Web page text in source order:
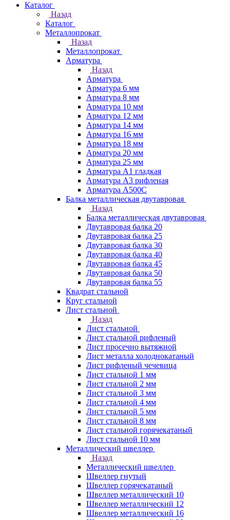
Каталог
Назад
Каталог
Металлопрокат
Назад
Металлопрокат
Арматура
Назад
Арматура
Арматура 6 мм
Арматура 8 мм
Арматура 10 мм
Арматура 12 мм
Арматура 14 мм
Арматура 16 мм
Арматура 18 мм
Арматура 20 мм
Арматура 25 мм
Арматура А1 гладкая
Арматура А3 рифленая
Арматура А500С
Балка металлическая двутавровая
Назад
Балка металлическая двутавровая
Двутавровая балка 20
Двутавровая балка 25
Двутавровая балка 30
Двутавровая балка 40
Двутавровая балка 45
Двутавровая балка 50
Двутавровая балка 55
Квадрат стальной
Круг стальной
Лист стальной
Назад
Лист стальной
Лист стальной рифленый
Лист просечно вытяжной
Лист металла холоднокатаный
Лист рифленый чечевица
Лист стальной 1 мм
Лист стальной 2 мм
Лист стальной 3 мм
Лист стальной 4 мм
Лист стальной 5 мм
Лист стальной 8 мм
Лист стальной горячекатаный
Лист стальной 10 мм
Металлический швеллер
Назад
Металлический швеллер
Швеллер гнутый
Швеллер горячекатаный
Швеллер металлический 10
Швеллер металлический 12
Швеллер металлический 16